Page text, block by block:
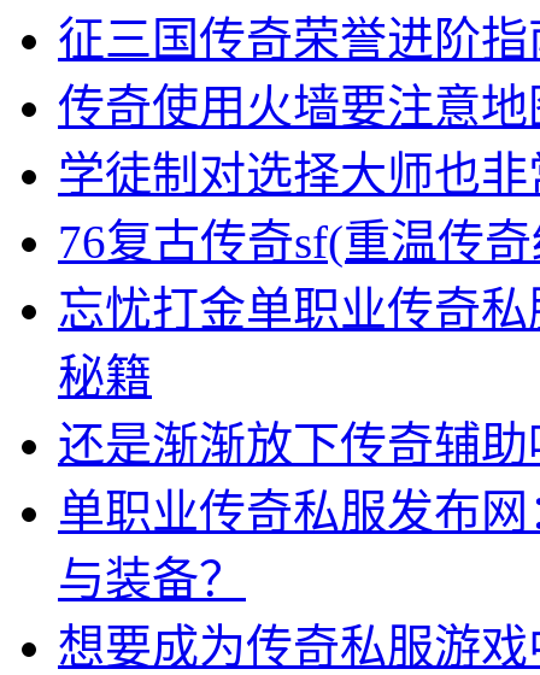
征三国传奇荣誉进阶
传奇使用火墙要注意
学徒制对选择大师也
76复古传奇sf(重温传
忘忧打金单职业传奇
秘籍
还是渐渐放下传奇辅助
单职业传奇私服发布
与装备？
想要成为传奇私服游